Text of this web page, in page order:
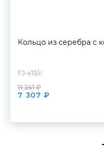
Кольцо из серебра с
FJ-к13/с
7 307 ₽
11 241 ₽